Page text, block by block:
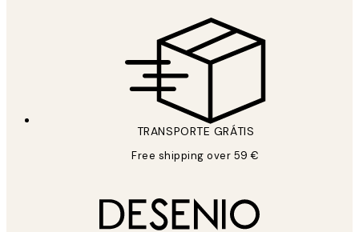
TRANSPORTE GRÁTIS
Free shipping over 59 €